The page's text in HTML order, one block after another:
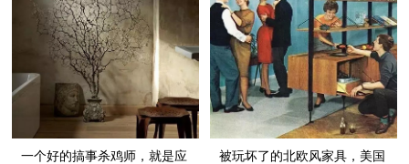
一个好的搞事杀鸡师，就是应
被玩坏了的北欧风家具，美国